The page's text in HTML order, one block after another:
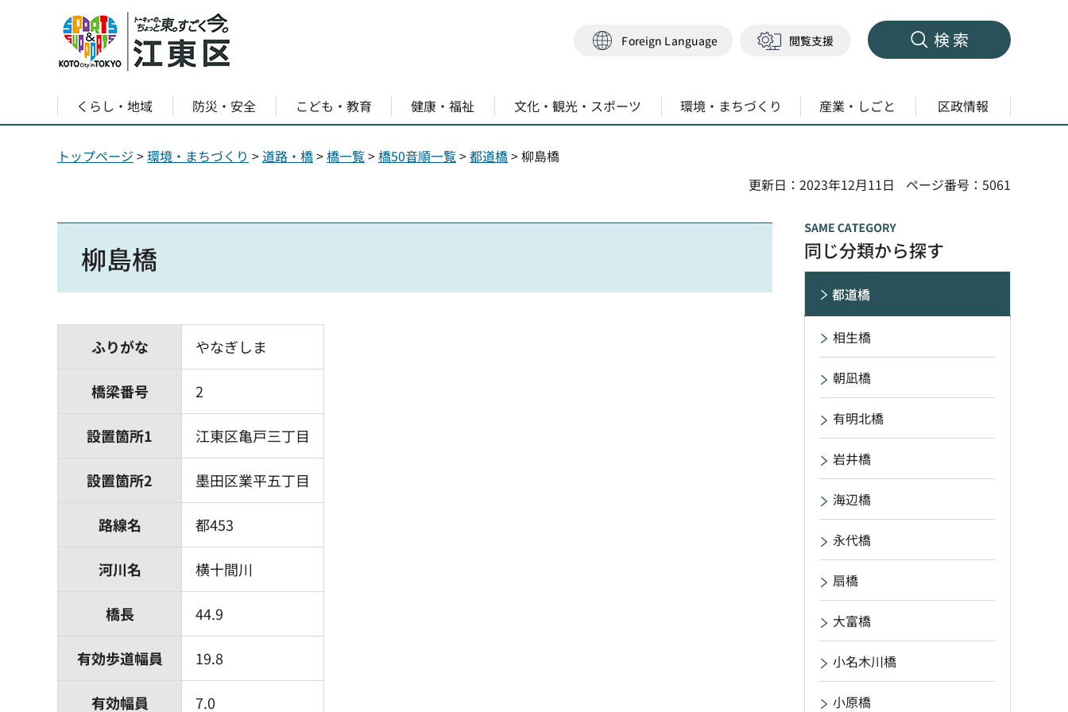
Foreign Language 閲覧支援 検索
くらし・地域 防災・安全 こども・教育 健康・福祉 文化・観光・スポーツ 環境・まちづくり 産業・しごと 区政情報
トップページ >環境・まちづくり >道路・橋>橋一覧>橋50音順一覧>都道橋> 柳島橋
更新日：2023年12月11日
ページ番号：5061
柳島橋
ふりがな やなぎしま
橋梁番号 2
設置箇所1 江東区亀戸三丁目
設置箇所2 墨田区業平五丁目
路線名 都453
河川名 横十間川
橋長 44.9
有効歩道幅員 19.8
有効幅員 7.0
同じ分類から探す
都道橋
相生橋
朝凪橋
有明北橋
岩井橋
海辺橋
永代橋
扇橋
大富橋
小名木川橋
小原橋